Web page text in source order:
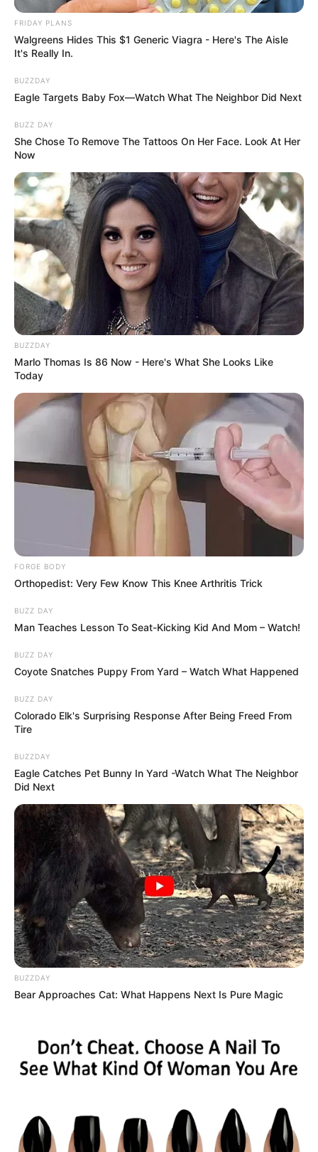
FRIDAY PLANS
Walgreens Hides This $1 Generic Viagra - Here's The Aisle
It's Really In.
BUZZDAY
Eagle Targets Baby Fox—Watch What The Neighbor Did Next
BUZZ DAY
She Chose To Remove The Tattoos On Her Face. Look At Her
Now
BUZZDAY
Marlo Thomas Is 86 Now - Here's What She Looks Like
Today
FORGE BODY
Orthopedist: Very Few Know This Knee Arthritis Trick
BUZZ DAY
Man Teaches Lesson To Seat-Kicking Kid And Mom – Watch!
BUZZ DAY
Coyote Snatches Puppy From Yard – Watch What Happened
BUZZ DAY
Colorado Elk's Surprising Response After Being Freed From
Tire
BUZZDAY
Eagle Catches Pet Bunny In Yard -Watch What The Neighbor
Did Next
BUZZDAY
Bear Approaches Cat: What Happens Next Is Pure Magic